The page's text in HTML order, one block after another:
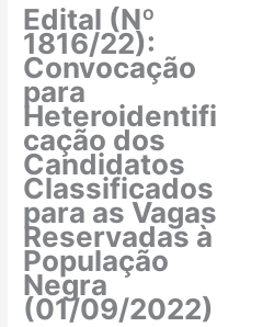
Edital (Nº
1816/22):
Convocação
para
Heteroidentifi
cação dos
Candidatos
Classificados
para as Vagas
Reservadas à
População
Negra
(01/09/2022)